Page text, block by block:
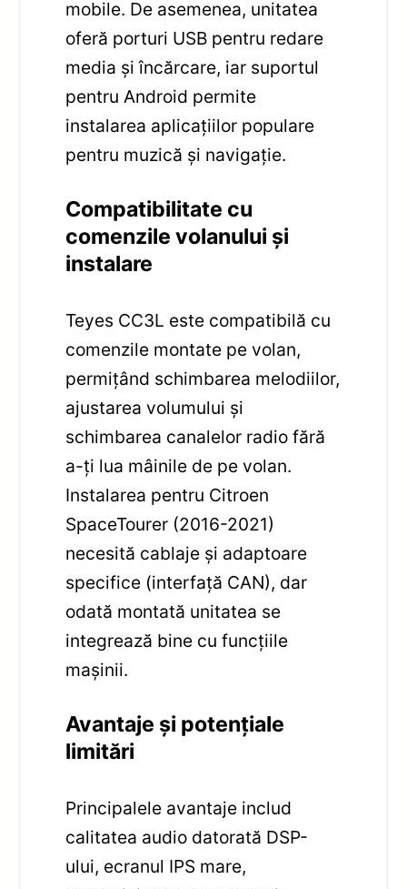
mobile. De asemenea, unitatea
oferă porturi USB pentru redare
media și încărcare, iar suportul
pentru Android permite
instalarea aplicațiilor populare
pentru muzică și navigație.
Compatibilitate cu
comenzile volanului și
instalare
Teyes CC3L este compatibilă cu
comenzile montate pe volan,
permițând schimbarea melodiilor,
ajustarea volumului și
schimbarea canalelor radio fără
a-ți lua mâinile de pe volan.
Instalarea pentru Citroen
SpaceTourer (2016-2021)
necesită cablaje și adaptoare
specifice (interfață CAN), dar
odată montată unitatea se
integrează bine cu funcțiile
mașinii.
Avantaje și potențiale
limitări
Principalele avantaje includ
calitatea audio datorată DSP-
ului, ecranul IPS mare,